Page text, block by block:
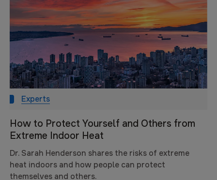
Experts
How to Protect Yourself and Others from
Extreme Indoor Heat
Dr. Sarah Henderson shares the risks of extreme
heat indoors and how people can protect
themselves and others.